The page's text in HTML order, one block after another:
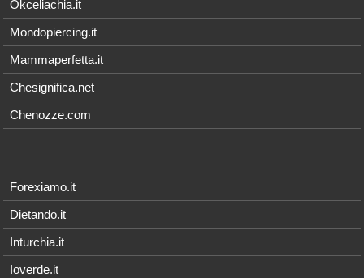
Okceliachia.it
Mondopiercing.it
Mammaperfetta.it
Chesignifica.net
Chenozze.com
Forexiamo.it
Dietando.it
Inturchia.it
Ioverde.it